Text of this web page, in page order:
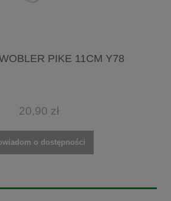
PIKE 11CM Y78
20,90 zł
o dostępności